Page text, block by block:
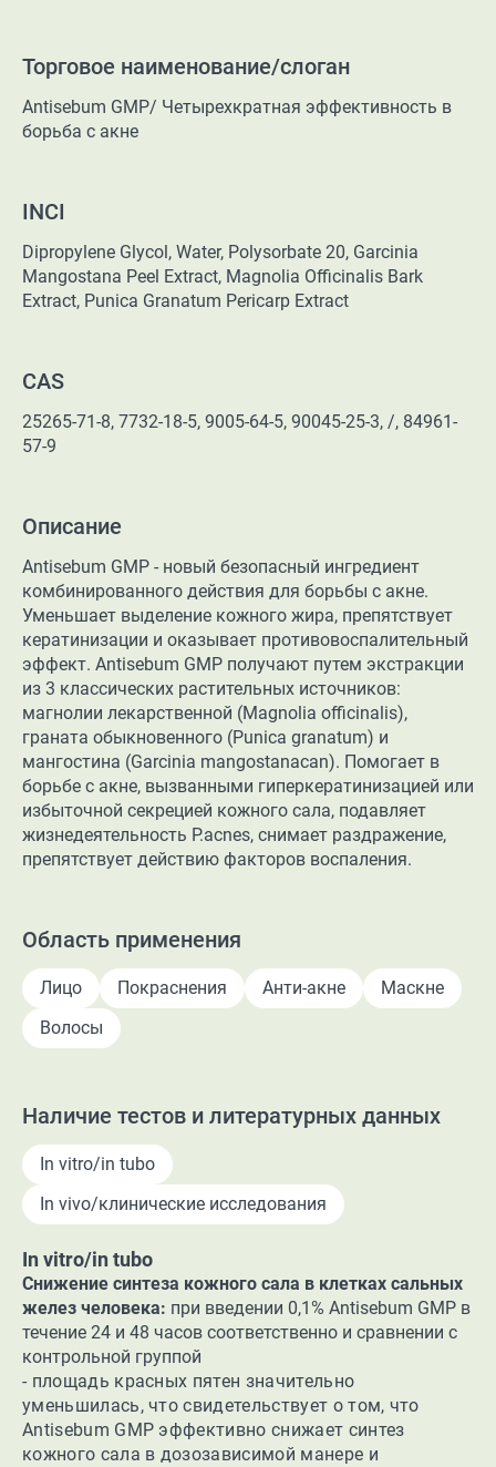
Торговое наименование/слоган
Antisebum GMP/ Четырехкратная эффективность в
борьба с акне
INCI
Dipropylene Glycol, Water, Polysorbate 20, Garcinia
Mangostana Peel Extract, Magnolia Officinalis Bark
Extract, Punica Granatum Pericarp Extract
CAS
25265-71-8, 7732-18-5, 9005-64-5, 90045-25-3, /, 84961-
57-9
Описание
Antisebum GMP - новый безопасный ингредиент
комбинированного действия для борьбы с акне.
Уменьшает выделение кожного жира, препятствует
кератинизации и оказывает противовоспалительный
эффект. Antisebum GMP получают путем экстракции
из 3 классических растительных источников:
магнолии лекарственной (Magnolia officinalis),
граната обыкновенного (Punica granatum) и
мангостина (Garcinia mangostanacan). Помогает в
борьбе с акне, вызванными гиперкератинизацией или
избыточной секрецией кожного сала, подавляет
жизнедеятельность P.acnes, снимает раздражение,
препятствует действию факторов воспаления.
Область применения
Лицо Покраснения Анти-акне
Маскне
Волосы
Наличие тестов и литературных данных
In vitro/in tubo
In vivo/клинические исследования
In vitro/in tubo
Снижение синтеза кожного сала в клетках сальных
желез человека: при введении 0,1% Antisebum GMP в
течение 24 и 48 часов соответственно и сравнении с
контрольной группой
- площадь красных пятен значительно
уменьшилась, что свидетельствует о том, что
Antisebum GMP эффективно снижает синтез
кожного сала в дозозависимой манере и